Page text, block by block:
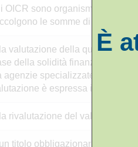
OICR sono organismi di
le somme di più
valutazione della qualità e
della solidità finanziaria
agenzie specializzate e può
è espressa in base a
rivalutazione del valore della
titolo obbligazionario emesso
È